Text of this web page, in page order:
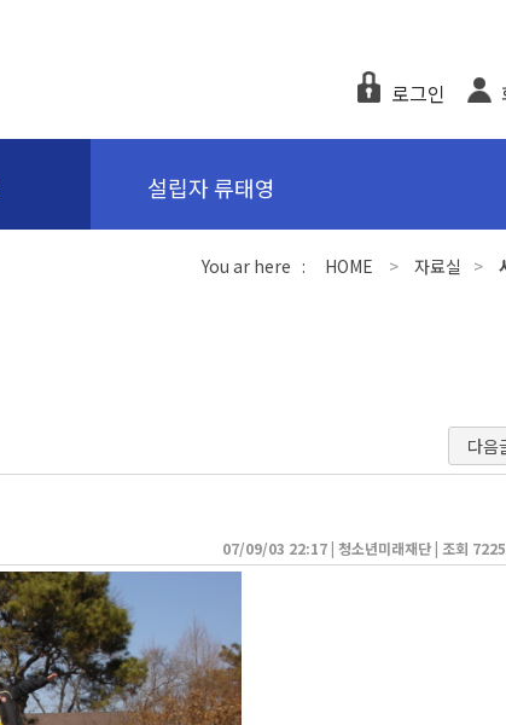
로그인
설립자 류태영
You ar here : HOME > 자료실 >
다음
07/09/03 22:17 | 청소년미래재단 | 조회 7225